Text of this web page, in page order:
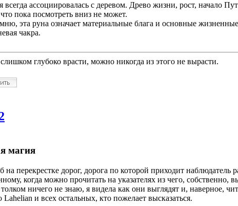
всегда ассоциировалась с деревом. Древо жизни, рост, начало
пока посмотреть вниз не может.
эта руна означает материальные блага и основные
чакра.
глубоко врасти, можно никогда из этого не вырасти.
магия
на перекрестке дорог, дорога по которой приходит наблюдатель
когда можно прочитать на указателях из чего, собственно,
ничего не знаю, я видела как они выглядят и, наверное,
и всех остальных, кто пожелает высказаться.